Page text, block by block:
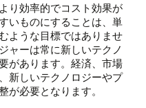
り効率的でコスト効果が
いものにすることは、単
ような目標ではありませ
ャーは常に新しいテクノ
があります。経済、市場
新しいテクノロジーやプ
が必要となります。